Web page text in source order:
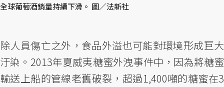
全球葡萄酒銷量持續下滑。 圖／法新社
除人員傷亡之外，食品外溢也可能對環境形成巨大
汙染。2013年夏威夷糖蜜外洩事件中，因為將糖蜜
輸送上船的管線老舊破裂，超過1,400噸的糖蜜在3